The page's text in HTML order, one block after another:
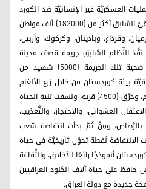
العمليات العسكريَّة غير الإنسانيَّة ضد الكورد
تحت اسم (الأنفال) أباد النِّظام العراقيّ السَّابق أكثر من (182000) ألف مواطن
وقرداغ، وبادينان، وكركوك، وأربيل،
النِّظام السَّابق جريمة قصف مدينة
(حلبچة) بالسِّلاح الكيماويّ، وراح ضحية تلك الجريمة (5000) شهيد من
بيئة كوردستان من خلال زرع الألغام
في الغَابات، والجبال، والطُّرق، وهدم، وحَرْق (4500) قرية، ونسفت بُنية الحياة
العشوائي، والاحتجاز، والتَّعذيب،
بالرَّصاص، ومِنْ ثَمَّ بدأت انتفاضة شعب
(1991م)، وكانت الانتفاضة نُقطة تحوّل تأريخيَّة في حياة
أنموذجًا رائعًا للأخلاق، والثَّقافة
حافظ على حياة آلاف الجُنود العراقيين
جديدة مع دولة العراق.